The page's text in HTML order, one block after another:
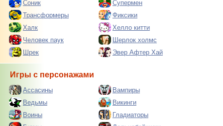
Соник
Супермен
Трансформеры
Фиксики
Халк
Хелло китти
Человек паук
Шерлок холмс
Шрек
Эвер Афтер Хай
Игры с персонажами
Ассасины
Вампиры
Ведьмы
Викинги
Воины
Гладиаторы